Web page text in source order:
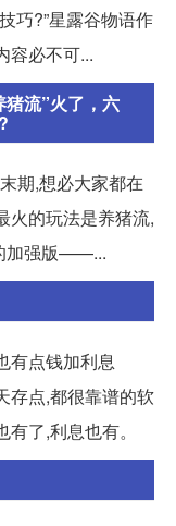
巧?”星露谷物语作
容必不可...
猪流”火了，六
期,想必大家都在
火的玩法是养猪流,
加强版——...
有点钱加利息
存点,都很靠谱的软
了,利息也有。